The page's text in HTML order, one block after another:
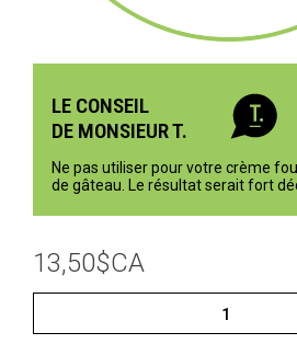
LE CONSEIL
DE MONSIEUR T.
Ne pas utiliser pour votre crème
de gâteau. Le résultat serait fort
13,50$CA
1